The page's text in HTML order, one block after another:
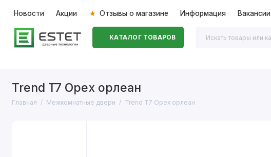
Новости Акции Отзывы о магазине Информация Вакансии
КАТАЛОГ ТОВАРОВ
Trend T7 Орех орлеан
Главная Межкомнатные двери Trend T7 Орех орлеан